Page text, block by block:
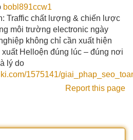
bobl891ccw1
Traffic chất lượng & chiến lược
môi trường electronic ngày
không chỉ cần xuất hiện
Helloện đúng lúc – đúng nơi
lý do
1575141/
Report this page